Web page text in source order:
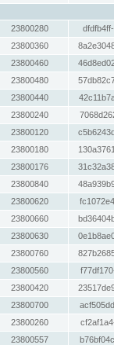
23800280
23800360
23800460
23800480
23800440
23800240
23800120
23800180
23800176
23800840
23800620
23800660
23800630
23800760
23800560
23800420
23800700
23800260
23800557